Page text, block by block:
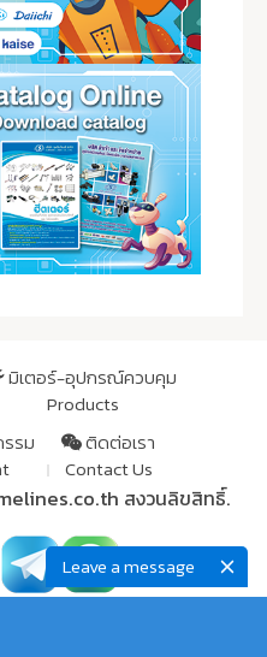
Leave a message
มิเตอร์-อุปกรณ์ควบคุม
Products
รม
ติดต่อเรา
Contact Us
สงวนลิขสิทธิ์.